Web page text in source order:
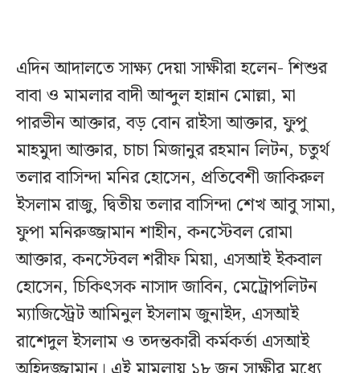
এদিন আদালতে সাক্ষ্য দেয়া সাক্ষীরা হলেন- শিশুর
বাবা ও মামলার বাদী আব্দুল হান্নান মোল্লা, মা
পারভীন আক্তার, বড় বোন রাইসা আক্তার, ফুপু
মাহমুদা আক্তার, চাচা মিজানুর রহমান লিটন, চতুর্থ
তলার বাসিন্দা মনির হোসেন, প্রতিবেশী জাকিরুল
ইসলাম রাজু, দ্বিতীয় তলার বাসিন্দা শেখ আবু সামা,
ফুপা মনিরুজ্জামান শাহীন, কনস্টেবল রোমা
আক্তার, কনস্টেবল শরীফ মিয়া, এসআই ইকবাল
হোসেন, চিকিৎসক নাসাদ জাবিন, মেট্রোপলিটন
ম্যাজিস্ট্রেট আমিনুল ইসলাম জুনাইদ, এসআই
রাশেদুল ইসলাম ও তদন্তকারী কর্মকর্তা এসআই